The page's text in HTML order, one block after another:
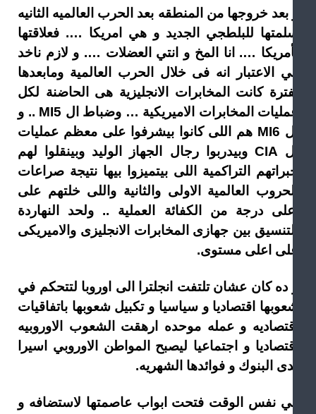
بعد خروجها من المنطقه بعد الحرب العالميه الثانيه
للبلطجي الجديد و هي امريكا …. فعلاقتها
…. انا المخ و انتي العضلات …. و لازم ناخد
الاعتبار انه فى خلال الحرب العالمية ومابعدها
كانت المخابرات الانجليزية هى الحاضنة لكل
عمليات المخابرات الاميريكية … وضباط ال MI5 .. و
ال MI6 هم اللى كانوا بيشرفوا على معظم عمليات
ال CIA وبيدربوا رجال الجهاز الوليد وبينقلوا لهم
التراكمية اللى بيتميزوا بيها نتيجة صراعات
العالمية الاولى والثانية واللى خلتهم على
درجة من الكفائة العملية .. ولحد النهاردة
بين جهازى المخابرات الانجليزى والاميريكى
اعلى مستوى.
ده كان عشان تلتفت انجلترا الى اوروبا لتتحكم في
اقتصاديا و سياسيا و تكبيل شعوبها باتفاقيات
و عمله موحده ارهقت الشعوب الاوروبيه
و اجتماعيا ليصبح المواطن الاوروبي اسيرا
البنوك و فوائدها الشهريه.
نفس الوقت فتحت ابواب عاصمتها لاستضافه و